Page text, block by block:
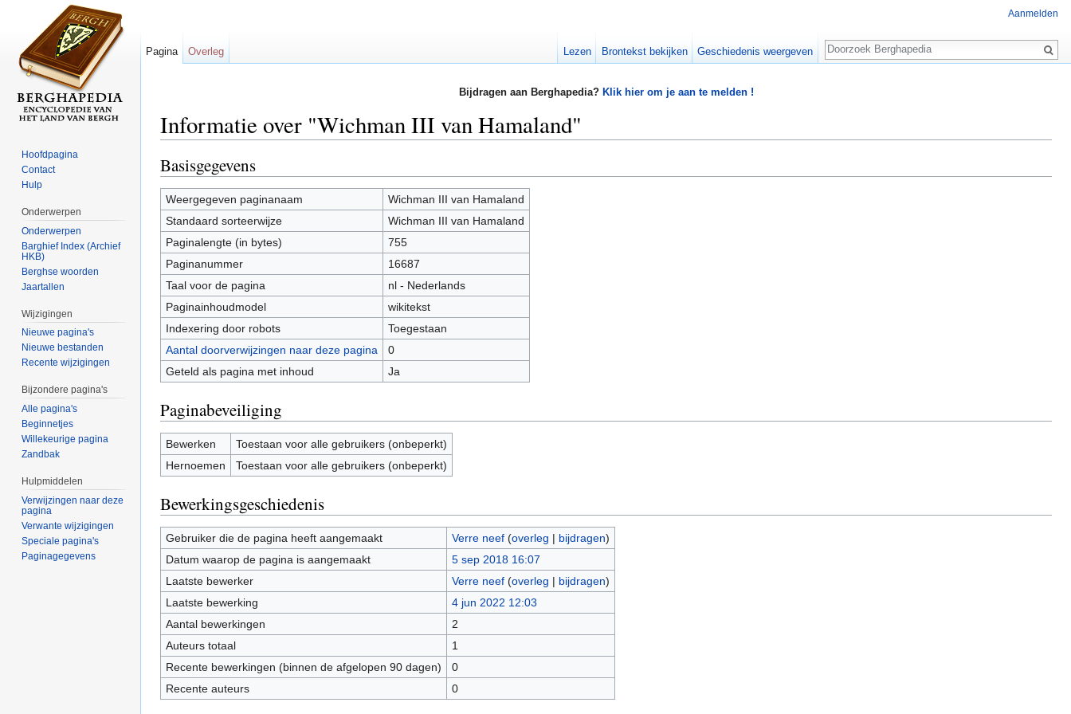
Bijdragen aan Berghapedia? Klik hier om je aan te melden !
Informatie over "Wichman III van Hamaland"
Basisgegevens
Weergegeven paginanaam
Wichman III van Hamaland
Standaard sorteerwijze
Wichman III van Hamaland
Paginalengte (in bytes)
755
Paginanummer
16687
Taal voor de pagina
nl - Nederlands
Paginainhoudmodel
wikitekst
Indexering door robots
Toegestaan
Aantal doorverwijzingen naar deze pagina
0
Geteld als pagina met inhoud
Ja
Paginabeveiliging
Bewerken
Toestaan voor alle gebruikers (onbeperkt)
Hernoemen
Toestaan voor alle gebruikers (onbeperkt)
Bewerkingsgeschiedenis
Gebruiker die de pagina heeft aangemaakt Verre neef (overleg | bijdragen)
Datum waarop de pagina is aangemaakt
5 sep 2018 16:07
Laatste bewerker
Verre neef (overleg | bijdragen)
Laatste bewerking
4 jun 2022 12:03
Aantal bewerkingen
2
Auteurs totaal
1
Recente bewerkingen (binnen de afgelopen 90 dagen)
0
Recente auteurs
0
Aanmelden
Pagina Overleg Lezen Brontekst bekijken Geschiedenis weergeven
Zoeken
Hoofdpagina
Contact
Hulp
Onderwerpen
Onderwerpen
Barghief Index (Archief
HKB)
Berghse woorden
Jaartallen
Wijzigingen
Nieuwe pagina's
Nieuwe bestanden
Recente wijzigingen
Bijzondere pagina's
Alle pagina's
Beginnetjes
Willekeurige pagina
Zandbak
Hulpmiddelen
Verwijzingen naar deze
pagina
Verwante wijzigingen
Speciale pagina's
Paginagegevens